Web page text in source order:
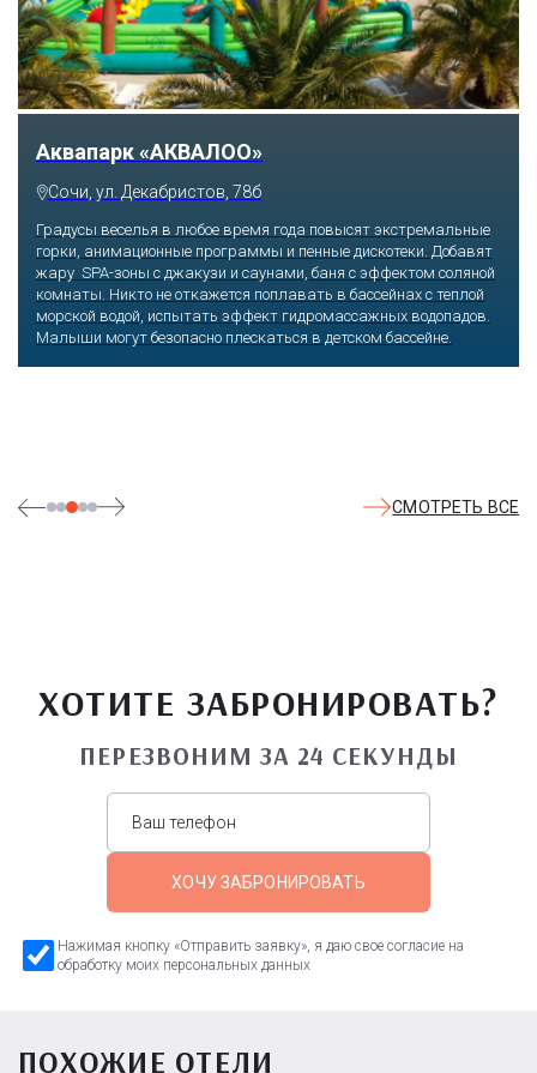
Аквапарк «АКВАЛОО»
Сочи, ул. Декабристов, 78б
Градусы веселья в любое время года повысят экстремальные
горки, анимационные программы и пенные дискотеки. Добавят
жару SPA-зоны с джакузи и саунами, баня с эффектом соляной
комнаты. Никто не откажется поплавать в бассейнах с теплой
морской водой, испытать эффект гидромассажных водопадов.
Малыши могут безопасно плескаться в детском бассейне.
СМОТРЕТЬ ВСЕ
ХОТИТЕ ЗАБРОНИРОВАТЬ?
ПЕРЕЗВОНИМ ЗА 24 СЕКУНДЫ
ХОЧУ ЗАБРОНИРОВАТЬ
Нажимая кнопку «Отправить заявку», я даю свое согласие на
обработку моих персональных данных
ПОХОЖИЕ ОТЕЛИ